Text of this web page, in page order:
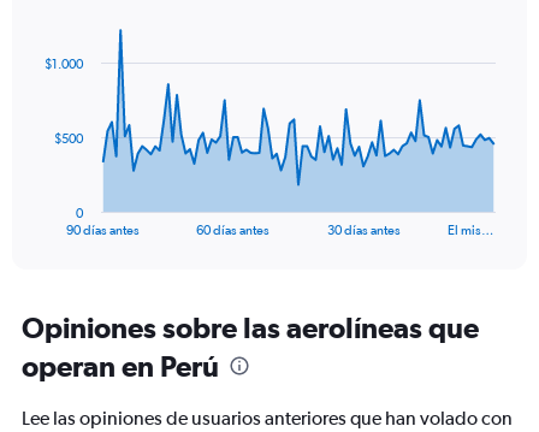
24.
data
The
Range:
91
categories.
The
chart
90 días antes 60 días antes 30 días antes El mis…
0
$500
$1.000
Opiniones sobre las aerolíneas que
operan en Perú
Lee las opiniones de usuarios anteriores que han volado con